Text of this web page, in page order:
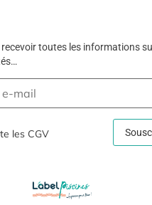
toutes les informations
les CGV